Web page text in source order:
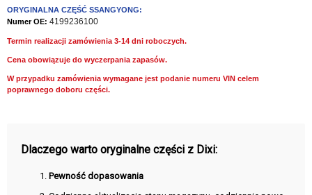
ORYGINALNA CZĘŚĆ SSANGYONG:
Numer OE: 4199236100
Termin realizacji zamówienia 3-14 dni roboczych.
Cena obowiązuje do wyczerpania zapasów.
W przypadku zamówienia wymagane jest podanie numeru VIN celem
poprawnego doboru części.
Dlaczego warto oryginalne części z Dixi:
Pewność dopasowania